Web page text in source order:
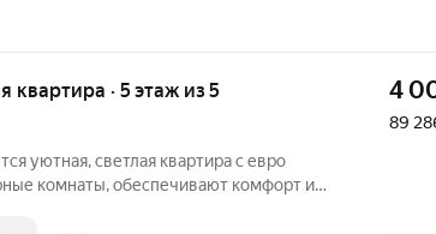
квартира · 5 этаж из 5
уютная, светлая квартира с евро
комнаты, обеспечивают комфорт и
4
89